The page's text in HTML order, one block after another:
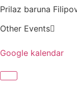
Prilaz baruna
Other Events
Google kalendar